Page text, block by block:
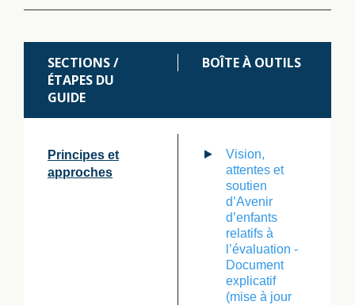
SECTIONS /
ÉTAPES DU
GUIDE
BOÎTE À OUTILS
Principes et
approches
Vision,
attentes et
soutien
d’Avenir
d’enfants
relatifs à
l’évaluation -
Document
explicatif
(mise à jour